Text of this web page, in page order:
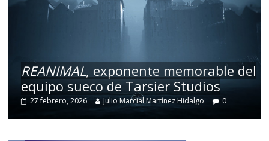
REANIMAL, exponente memorable del
equipo sueco de Tarsier Studios
27 febrero, 2026 Julio Marcial Martínez Hidalgo 0